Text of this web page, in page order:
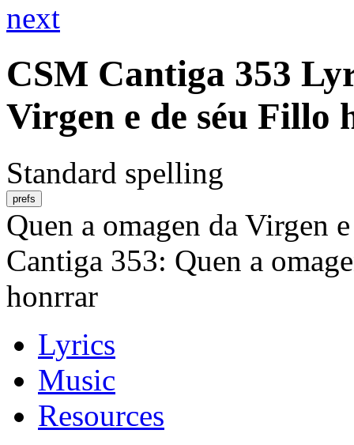
next
CSM Cantiga 353
Virgen e de séu Fillo
Standard spelling
prefs
Quen a omagen da Virgen
Cantiga 353: Quen a
honrrar
Lyrics
Music
Resources